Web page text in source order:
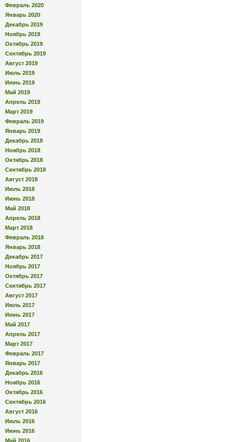
Февраль 2020
Январь 2020
Декабрь 2019
Ноябрь 2019
Октябрь 2019
Сентябрь 2019
Август 2019
Июль 2019
Июнь 2019
Май 2019
Апрель 2019
Март 2019
Февраль 2019
Январь 2019
Декабрь 2018
Ноябрь 2018
Октябрь 2018
Сентябрь 2018
Август 2018
Июль 2018
Июнь 2018
Май 2018
Апрель 2018
Март 2018
Февраль 2018
Январь 2018
Декабрь 2017
Ноябрь 2017
Октябрь 2017
Сентябрь 2017
Август 2017
Июль 2017
Июнь 2017
Май 2017
Апрель 2017
Март 2017
Февраль 2017
Январь 2017
Декабрь 2016
Ноябрь 2016
Октябрь 2016
Сентябрь 2016
Август 2016
Июль 2016
Июнь 2016
Май 2016